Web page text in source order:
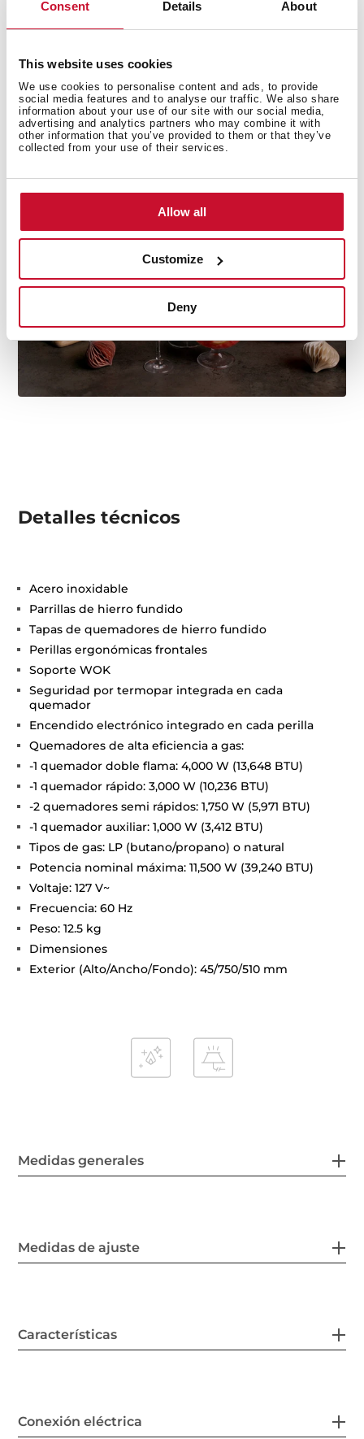
Consent Details About
This website uses cookies
We use cookies to personalise content and ads, to provide
social media features and to analyse our traffic. We also share
information about your use of our site with our social media,
advertising and analytics partners who may combine it with
other information that you’ve provided to them or that they’ve
collected from your use of their services.
Allow all
Customize
Deny
Descubre las mejores recetas para el día a
día
¿Necesitas inspiración a la hora de cocinar? Descubre
Detalles técnicos
Acero inoxidable
Parrillas de hierro fundido
Tapas de quemadores de hierro fundido
Perillas ergonómicas frontales
Soporte WOK
Seguridad por termopar integrada en cada
quemador
Encendido electrónico integrado en cada perilla
Quemadores de alta eficiencia a gas:
-1 quemador doble flama: 4,000 W (13,648 BTU)
-1 quemador rápido: 3,000 W (10,236 BTU)
-2 quemadores semi rápidos: 1,750 W (5,971 BTU)
-1 quemador auxiliar: 1,000 W (3,412 BTU)
Tipos de gas: LP (butano/propano) o natural
Potencia nominal máxima: 11,500 W (39,240 BTU)
Voltaje: 127 V~
Frecuencia: 60 Hz
Peso: 12.5 kg
Dimensiones
Exterior (Alto/Ancho/Fondo): 45/750/510 mm
Medidas generales
Medidas de ajuste
Características
Conexión eléctrica